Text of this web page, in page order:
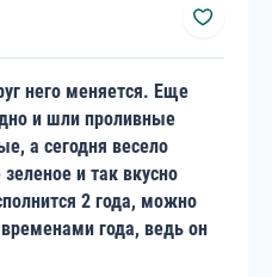
него меняется. Еще
и шли проливные
а сегодня весело
и так вкусно
2 года, можно
года, ведь он